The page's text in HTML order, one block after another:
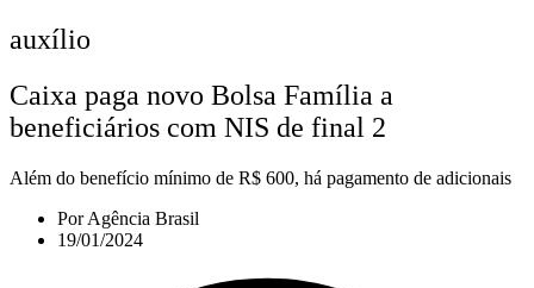
auxílio
Caixa paga novo Bolsa Família a
beneficiários com NIS de final 2
Além do benefício mínimo de R$ 600, há pagamento de adicionais
PorAgência Brasil
19/01/2024